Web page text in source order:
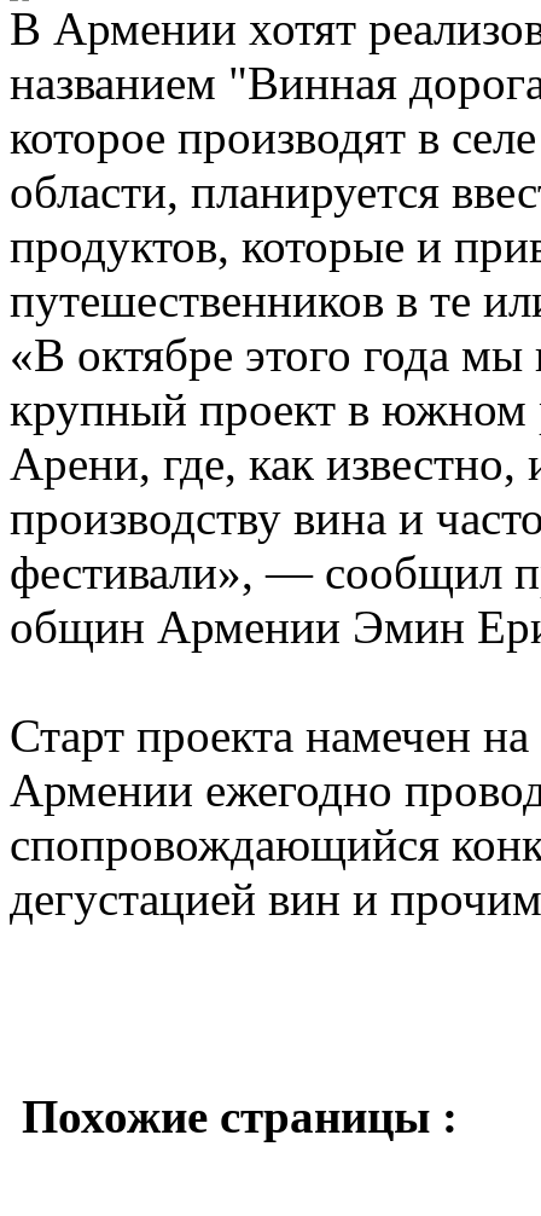
В Армении хотят
названием "Винная
которое производят в
области, планируется
продуктов, которые и
путешественников в те
«В октябре этого года
крупный проект в южном
Арени, где, как
производству вина и
фестивали», — сообщил
общин Армении Эмин
Старт проекта намечен
Армении ежегодно
спопровождающийся
дегустацией вин и
Похожие страницы :